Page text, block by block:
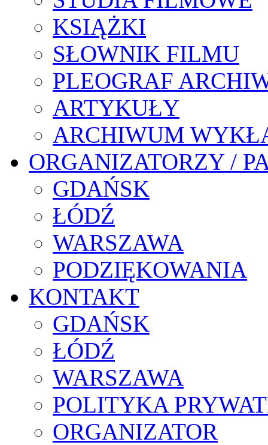
KSIĄŻKI
SŁOWNIK FILMU
PLEOGRAF
ARTYKUŁY
ARCHIWUM
ORGANIZATORZY /
GDAŃSK
ŁÓDŹ
WARSZAWA
PODZIĘKOWANIA
KONTAKT
GDAŃSK
ŁÓDŹ
WARSZAWA
POLITYKA
ORGANIZATOR